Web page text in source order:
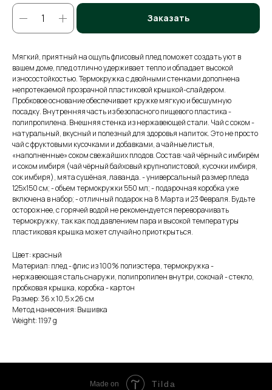
Заказать
Мягкий, приятный на ощупь флисовый плед поможет создать уют в
вашем доме, плед отлично удерживает тепло и обладает высокой
износостойкостью. Термокружка с двойными стенками дополнена
непротекаемой прозрачной пластиковой крышкой-слайдером.
Пробковое основание обеспечивает кружке мягкую и бесшумную
посадку. Внутренняя часть из безопасного пищевого пластика -
полипропилена. Внешняя стенка из нержавеющей стали. Чай с соком -
натуральный, вкусный и полезный для здоровья напиток. Это не просто
чай с фруктовыми кусочками и добавками, а чайные листья,
«наполненные» соком свежайших плодов. Состав: чай чёрный с имбирём
и соком имбиря (чай чёрный байховый крупнолистовой, кусочки имбиря,
сок имбиря), мята сушёная, лаванда. - универсальный размер пледа
125х150 см; - объем термокружки 550 мл; - подарочная коробка уже
включена в набор; - отличный подарок на 8 Марта и 23 Февраля. Будьте
осторожнее, с горячей водой не рекомендуется переворачивать
термокружку, так как под давлением пара и высокой температуры
пластиковая крышка может случайно приоткрыться.
Цвет: красный
Материал: плед - флис из 100% полиэстера, термокружка -
нержавеющая сталь снаружи, полипропилен внутри, сокочай - стекло,
пробковая крышка, коробка - картон
Размер: 36 х 10,5 х 26 см
Метод нанесения: Вышивка
Weight: 1197 g
Made on Tilda